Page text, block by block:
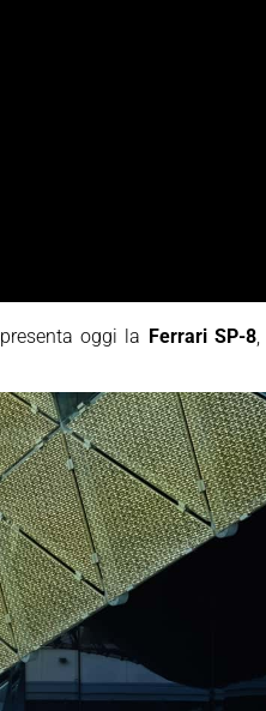
presenta oggi la Ferrari SP-8,